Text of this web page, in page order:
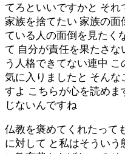
てろといいですかと それ
家族を捨てたい 家族の
ている人の面倒を見たく
て 自分が責任を果たさ
う人格できてない連中 こ
気に入りましたと そんな
すよ こちらが心を読め
じないんですね
仏教を褒めてくれたって
に対して と私はそうい